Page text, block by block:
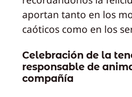
aportan tanto en los
caóticos como en los
Celebración de la
responsable de
compañía